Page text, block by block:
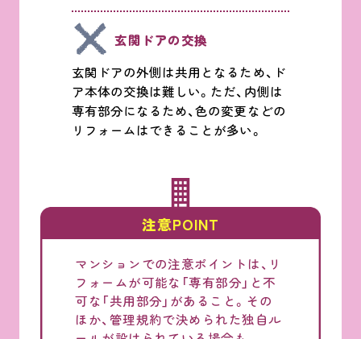
玄関ドアの交換
玄関ドアの外側は共用となるため、ド
ア本体の交換は難しい。ただ、内側は
専有部分になるため、色の変更などの
リフォームはできることが多い。
注意POINT
マンションでの注意ポイントは、リ
フォームが可能な「専有部分」と不
可な「共用部分」があること。その
ほか、管理規約で決められた独自ル